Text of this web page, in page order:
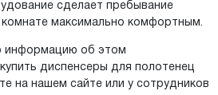
сделает пребывание
комнате максимально комфортным.
информацию об этом
диспенсеры для полотенец
на нашем сайте или у сотрудников